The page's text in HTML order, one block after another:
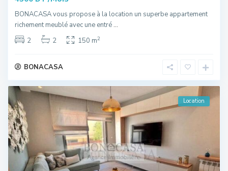
BONACASA vous propose à la location un superbe appartement
richement meublé avec une entré...
2
2 150 m2
BONACASA
Location